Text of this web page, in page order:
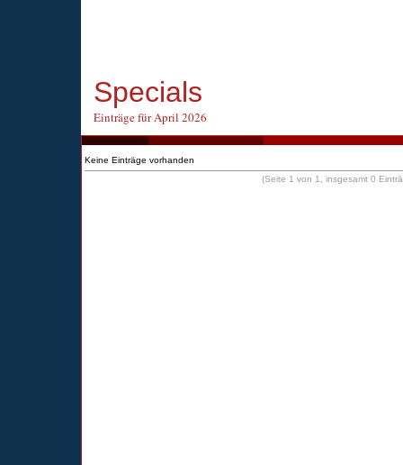
Specials
Einträge für April 2026
Keine Einträge vorhanden
(Seite 1 von 1, insgesamt 0